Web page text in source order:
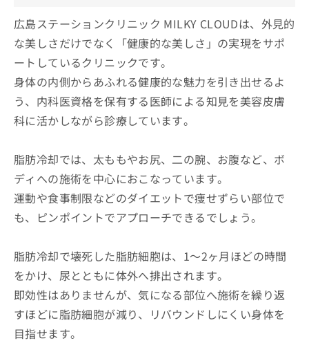
広島ステーションクリニック MILKY CLOUDは、外見的
な美しさだけでなく「健康的な美しさ」の実現をサポ
ートしているクリニックです。
身体の内側からあふれる健康的な魅力を引き出せるよ
う、内科医資格を保有する医師による知見を美容皮膚
科に活かしながら診療しています。
脂肪冷却では、太ももやお尻、二の腕、お腹など、ボ
ディへの施術を中心におこなっています。
運動や食事制限などのダイエットで痩せずらい部位で
も、ピンポイントでアプローチできるでしょう。
脂肪冷却で壊死した脂肪細胞は、1～2ヶ月ほどの時間
をかけ、尿とともに体外へ排出されます。
即効性はありませんが、気になる部位へ施術を繰り返
すほどに脂肪細胞が減り、リバウンドしにくい身体を
目指せます。